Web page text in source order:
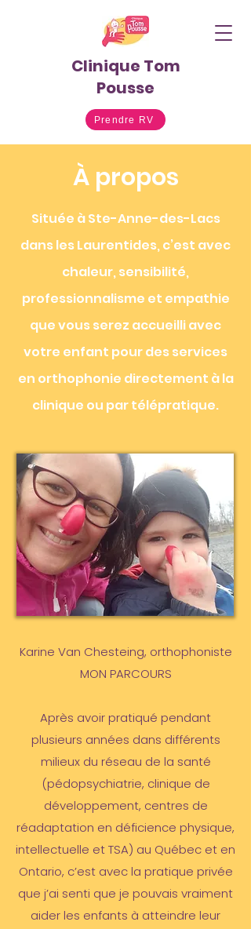
Clinique Tom
Pousse
Prendre RV
À propos
Située à Ste-Anne-des-Lacs
dans les Laurentides, c’est avec
chaleur, sensibilité,
professionnalisme et empathie
que vous serez accueilli avec
votre enfant pour des services
en orthophonie directement à la
clinique ou par télépratique.
Karine Van Chesteing, orthophoniste
MON PARCOURS
Après avoir pratiqué pendant
plusieurs années dans différents
milieux du réseau de la santé
(pédopsychiatrie, clinique de
développement, centres de
réadaptation en déficience physique,
intellectuelle et TSA) au Québec et en
Ontario, c’est avec la pratique privée
que j’ai senti que je pouvais vraiment
aider les enfants à atteindre leur